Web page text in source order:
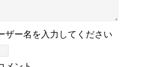
ザー名を入力してください